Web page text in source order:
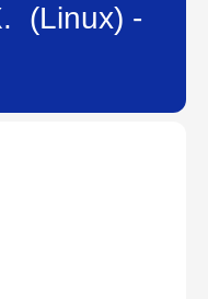
(Linux) -